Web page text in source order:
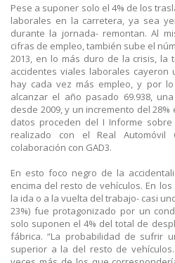
Pese a suponer solo el 4% de los
laborales en la carretera, ya sea
durante la jornada- remontan. Al
cifras de empleo, también sube el
2013, en lo más duro de la crisis, la
accidentes viales laborales cayeron
hay cada vez más empleo, y por
alcanzar el año pasado 69.938,
desde 2009, y un incremento del
datos proceden del I Informe
realizado con el Real Automóvil
colaboración con GAD3.
En esto foco negro de la
encima del resto de vehículos. En
la ida o a la vuelta del trabajo- casi
23%) fue protagonizado por un
solo suponen el 4% del total de
fábrica. “La probabilidad de sufrir
superior a la del resto de